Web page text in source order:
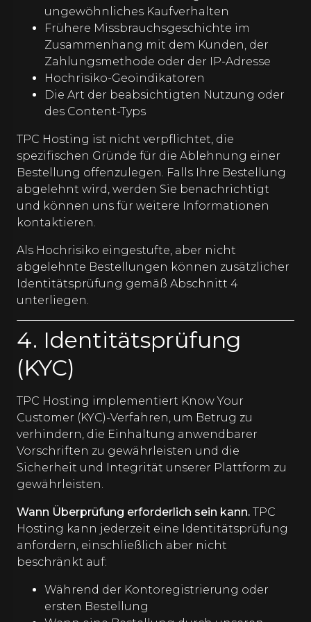
ungewöhnliches Kaufverhalten
Frühere Missbrauchsgeschichte im
Zusammenhang mit dem Kunden, der
Zahlungsmethode oder der IP-Adresse
Hochrisiko-Geoindikatoren
Die Art der beabsichtigten Nutzung oder
des Content-Typs
TPC Hosting ist nicht verpflichtet, die
spezifischen Gründe für die Ablehnung einer
Bestellung offenzulegen. Falls Ihre Bestellung
abgelehnt wird, werden Sie benachrichtigt
und können uns für weitere Informationen
kontaktieren.
Als Hochrisiko eingestufte, aber nicht
abgelehnte Bestellungen können zusätzlicher
Identitätsprüfung gemäß Abschnitt 4
unterliegen.
4. Identitätsprüfung
(KYC)
TPC Hosting implementiert Know Your
Customer (KYC)-Verfahren, um Betrug zu
verhindern, die Einhaltung anwendbarer
Vorschriften zu gewährleisten und die
Sicherheit und Integrität unserer Plattform zu
gewährleisten.
Wann Überprüfung erforderlich sein kann. TPC
Hosting kann jederzeit eine Identitätsprüfung
anfordern, einschließlich aber nicht
beschränkt auf:
Während der Kontoregistrierung oder
ersten Bestellung